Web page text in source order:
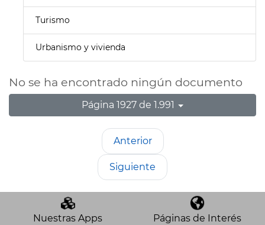
Turismo
Urbanismo y vivienda
No se ha encontrado ningún documento
Página 1927 de 1.991
Anterior
Siguiente
Nuestras Apps Páginas de Interés